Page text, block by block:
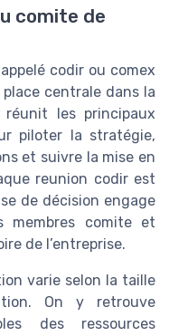
comite de
codir ou comex
centrale dans la
réunit les principaux
piloter la stratégie,
et suivre la mise en
reunion codir est
de décision engage
membres comite et
de l’entreprise.
varie selon la taille
On y retrouve
des ressources